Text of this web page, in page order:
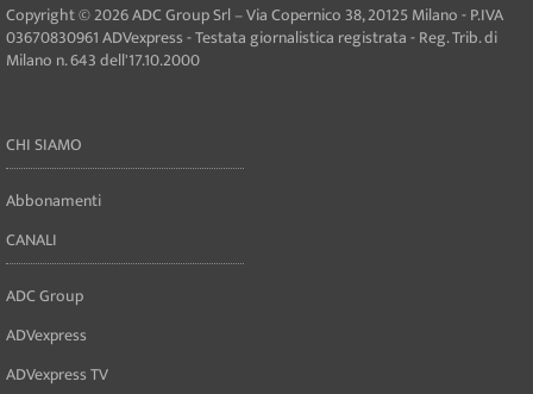
Copyright © 2026 ADC Group Srl – Via Copernico 38, 20125 Milano - P.IVA
03670830961 ADVexpress - Testata giornalistica registrata - Reg. Trib. di
Milano n. 643 dell'17.10.2000
CHI SIAMO
Abbonamenti
CANALI
ADC Group
ADVexpress
ADVexpress TV